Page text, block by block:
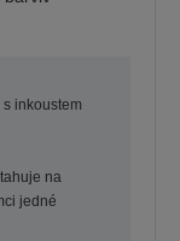
inkoustem
na
jedné